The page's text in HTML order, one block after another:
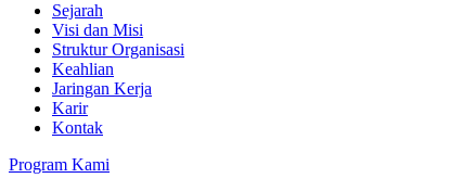
Sejarah
Visi dan Misi
Struktur Organisasi
Keahlian
Jaringan Kerja
Karir
Kontak
Program Kami